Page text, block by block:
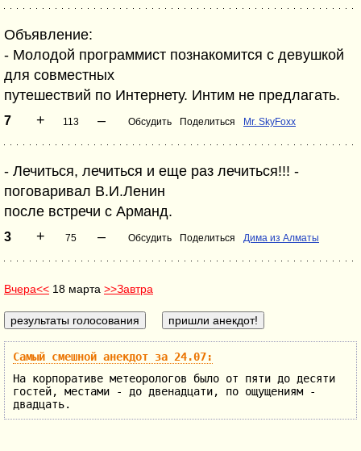
Объявление:
- Молодой программист познакомится с девушкой
для совместных
путешествий по Интернету. Интим не предлагать.
7 + 113 – Обсудить Поделиться Mr. SkyFoxx
- Лечиться, лечиться и еще раз лечиться!!! -
поговаривал В.И.Ленин
после встречи с Арманд.
3 + 75 – Обсудить Поделиться Дима из Алматы
Вчера<< 18 марта >>Завтра
Самый смешной анекдот за 24.07:
На корпоративе метеорологов было от пяти до десяти
гостей, местами - до двенадцати, по ощущениям -
двадцать.